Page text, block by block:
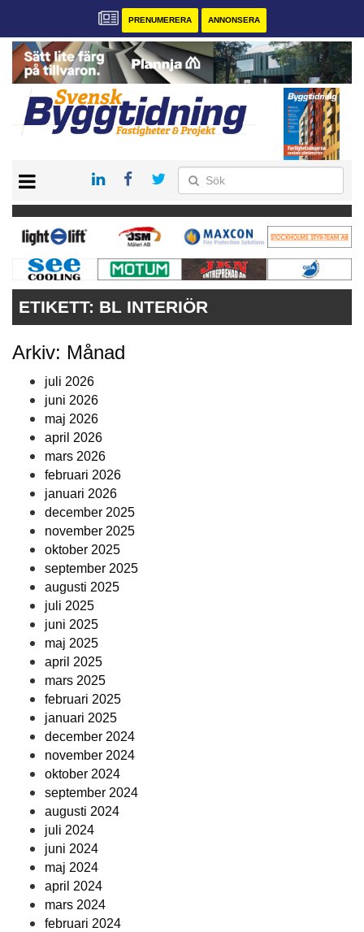
PRENUMERERA ANNONSERA
PRENUMERERA
VÅRA ANDRA MAGASIN
ANNONSERA
KONTAKT
ETIKETT: BL INTERIÖR
Arkiv: Månad
juli 2026
juni 2026
maj 2026
april 2026
mars 2026
februari 2026
januari 2026
december 2025
november 2025
oktober 2025
september 2025
augusti 2025
juli 2025
juni 2025
maj 2025
april 2025
mars 2025
februari 2025
januari 2025
december 2024
november 2024
oktober 2024
september 2024
augusti 2024
juli 2024
juni 2024
maj 2024
april 2024
mars 2024
februari 2024